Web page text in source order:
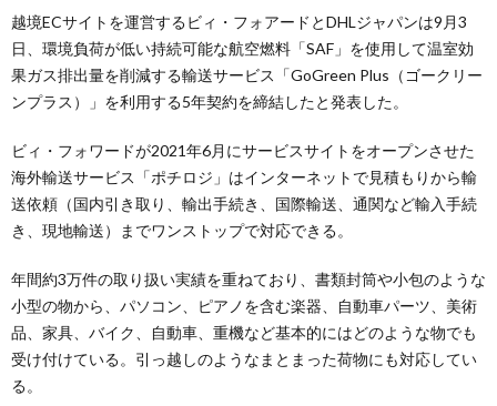
越境ECサイトを運営するビィ・フォアードとDHLジャパンは9月3
日、環境負荷が低い持続可能な航空燃料「SAF」を使用して温室効
果ガス排出量を削減する輸送サービス「GoGreen Plus（ゴークリー
ンプラス）」を利用する5年契約を締結したと発表した。
ビィ・フォワードが2021年6月にサービスサイトをオープンさせた
海外輸送サービス「ポチロジ」はインターネットで見積もりから輸
送依頼（国内引き取り、輸出手続き、国際輸送、通関など輸入手続
き、現地輸送）までワンストップで対応できる。
年間約3万件の取り扱い実績を重ねており、書類封筒や小包のような
小型の物から、パソコン、ピアノを含む楽器、自動車パーツ、美術
品、家具、バイク、自動車、重機など基本的にはどのような物でも
受け付けている。引っ越しのようなまとまった荷物にも対応してい
る。